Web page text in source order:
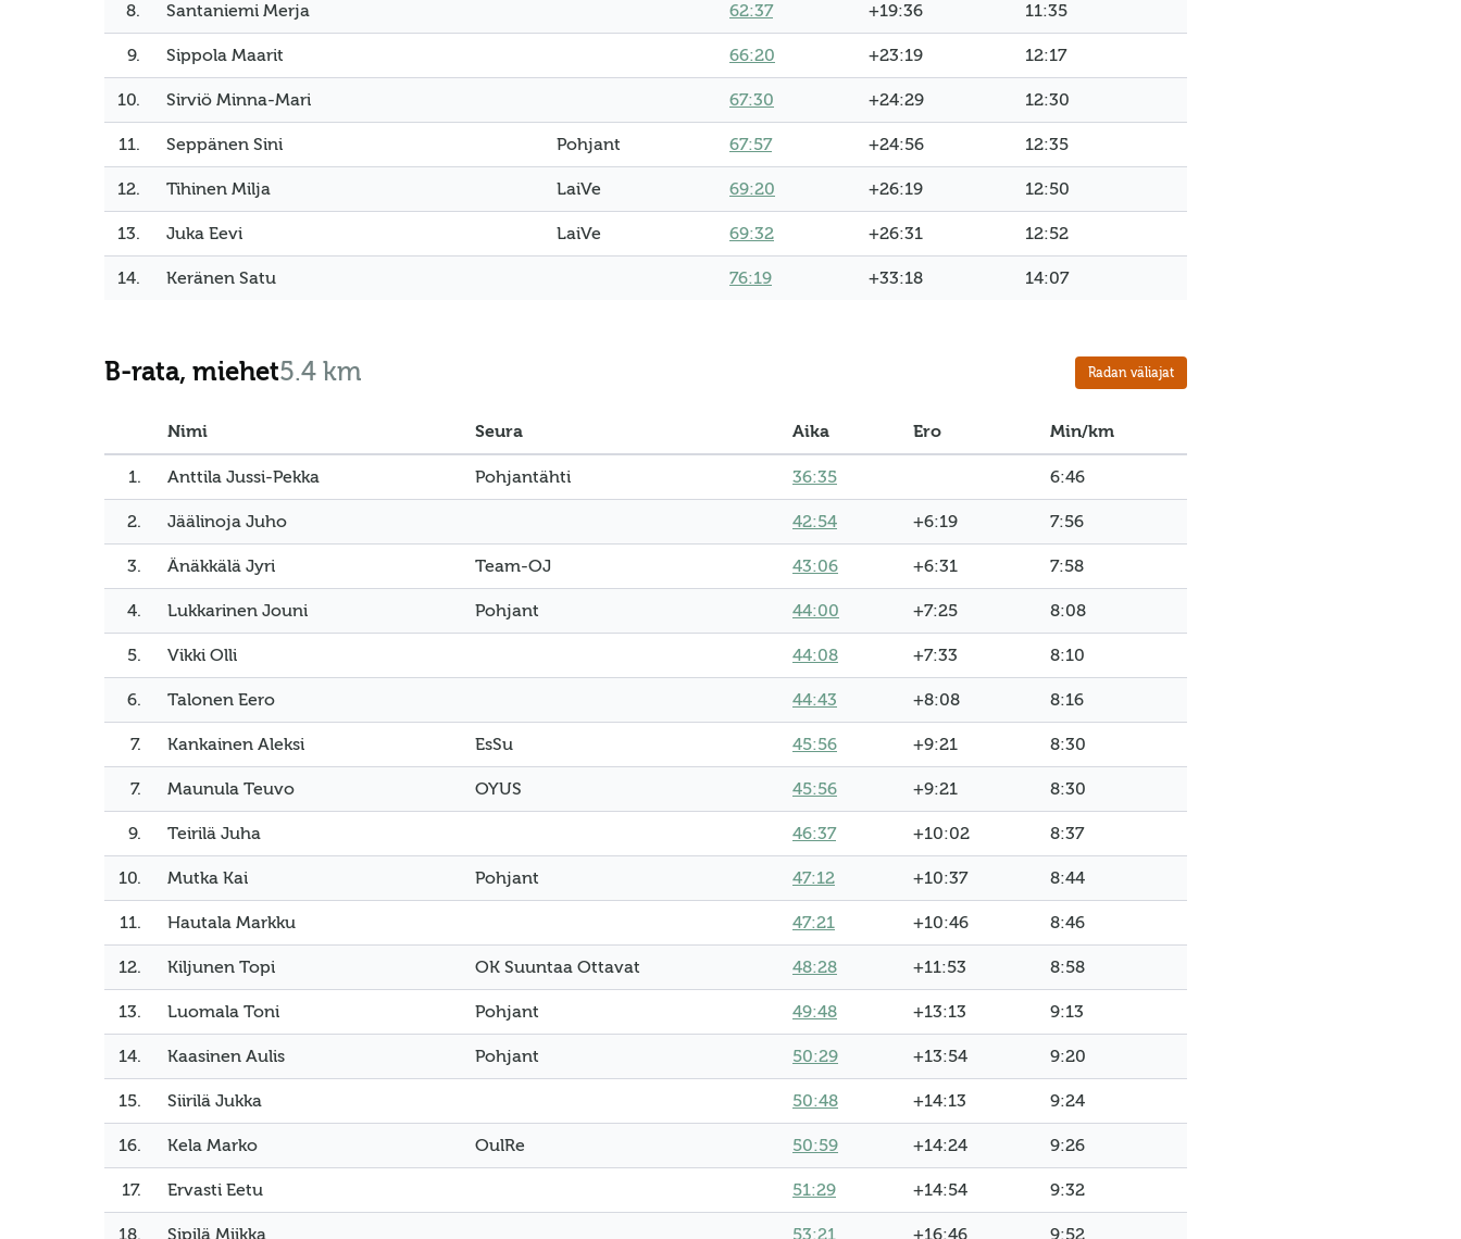
8. Santaniemi Merja 62:37 +19:36 11:35
9. Sippola Maarit 66:20 +23:19 12:17
10. Sirviö Minna-Mari 67:30 +24:29 12:30
11. Seppänen Sini Pohjant 67:57 +24:56 12:35
12. Tihinen Milja LaiVe 69:20 +26:19 12:50
13. Juka Eevi LaiVe 69:32 +26:31 12:52
14. Keränen Satu 76:19 +33:18 14:07
B-rata, miehet5.4 km Radan väliajat
Nimi Seura Aika Ero Min/km
1. Anttila Jussi-Pekka Pohjantähti 36:35 6:46
2. Jäälinoja Juho 42:54 +6:19 7:56
3. Änäkkälä Jyri Team-OJ 43:06 +6:31 7:58
4. Lukkarinen Jouni Pohjant 44:00 +7:25 8:08
5. Vikki Olli 44:08 +7:33 8:10
6. Talonen Eero 44:43 +8:08 8:16
7. Kankainen Aleksi EsSu 45:56 +9:21 8:30
7. Maunula Teuvo OYUS 45:56 +9:21 8:30
9. Teirilä Juha 46:37 +10:02 8:37
10. Mutka Kai Pohjant 47:12 +10:37 8:44
11. Hautala Markku 47:21 +10:46 8:46
12. Kiljunen Topi OK Suuntaa Ottavat 48:28 +11:53 8:58
13. Luomala Toni Pohjant 49:48 +13:13 9:13
14. Kaasinen Aulis Pohjant 50:29 +13:54 9:20
15. Siirilä Jukka 50:48 +14:13 9:24
16. Kela Marko OulRe 50:59 +14:24 9:26
17. Ervasti Eetu 51:29 +14:54 9:32
18. Sipilä Miikka 53:21 +16:46 9:52